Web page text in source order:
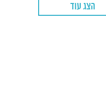
הצג עוד